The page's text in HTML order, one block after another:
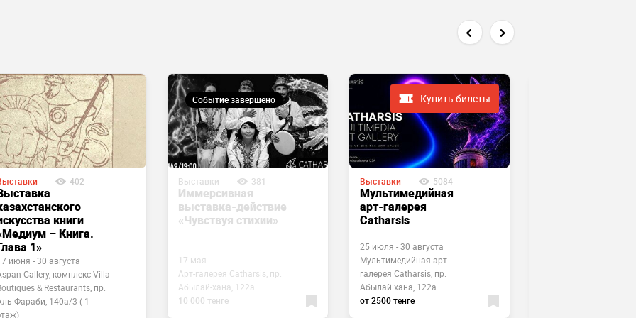
402
книги
– Книга.
1»
июня - 30 августа
Gallery, комплекс Villa
& Restaurants, пр.
Фараби, 140а/3 (-1
Событие завершено
Выставки 381
Иммерсивная
выставка-действие
«Чувствуя стихии»
17 мая
Арт-галерея Catharsis, пр.
Абылай-хана, 122а
10 000 тенге
Купить билеты
Выставки 5084
Мультимедийная
арт-галерея
Catharsis
25 июля - 30 августа
Мультимедийная ​арт-
галерея Catharsis, пр.
Абылай хана, 122а
от 2500 тенге